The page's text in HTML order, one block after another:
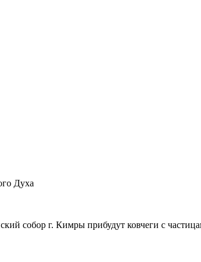
Духа
собор г. Кимры прибудут ковчеги с